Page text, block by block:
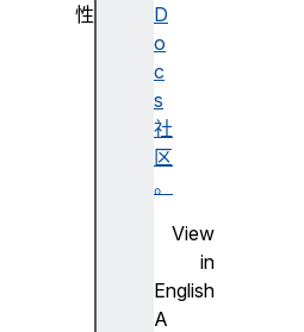
D
o
c
s
社
区
。
View
in
English
A
性